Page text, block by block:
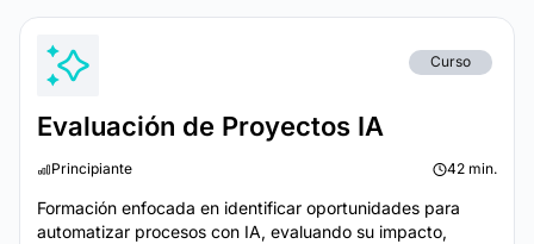
Curso
Evaluación de Proyectos IA
Principiante 42 min.
Formación enfocada en identificar oportunidades para
automatizar procesos con IA, evaluando su impacto,